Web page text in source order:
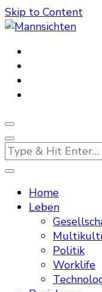
Skip to Content
Mannsichten
Was Männer
Looking
for
Something?
Home
Leben
Multikulti
Politik
Worklife